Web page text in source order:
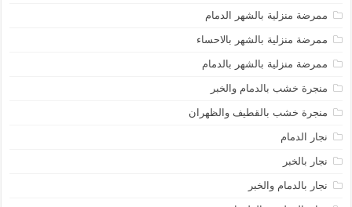
ممرضة منزلية بالشهر الدمام
ممرضة منزلية بالشهر بالاحساء
ممرضة منزلية بالشهر بالدمام
منجرة خشب بالدمام والخبر
منجرة خشب بالقطيف والظهران
نجار الدمام
نجار بالخبر
نجار بالدمام والخبر